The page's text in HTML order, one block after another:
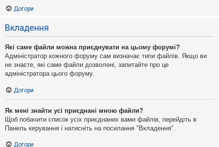
Догори
Вкладення
Які саме файли можна приєднувати на цьому форумі?
Адміністратор кожного форуму сам визначає типи файлів. Якщо ви
не знаєте, які саме файли дозволені, запитайте про це
адміністратора цього форуму.
Догори
Як мені знайти усі приєднані мною файли?
Щоб побачити список усіх приєднаних вами файлів, перейдіть в
Панель керування і натисніть на посилання "Вкладення".
Догори